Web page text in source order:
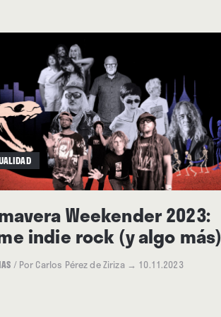
sombras.
Weekender 2023:
indie rock (y algo más)
/ Por Carlos Pérez de Ziriza → 10.11.2023